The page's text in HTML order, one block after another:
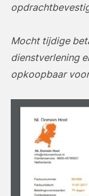
Mocht tijdige
dienstverlening
opkoopbaar